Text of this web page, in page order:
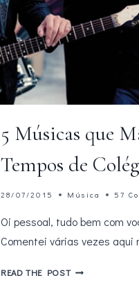
5 Músicas que
Tempos de
28/07/2015 Música 57
Oi pessoal, tudo bem com
Comentei várias vezes aqui
READ THE POST5